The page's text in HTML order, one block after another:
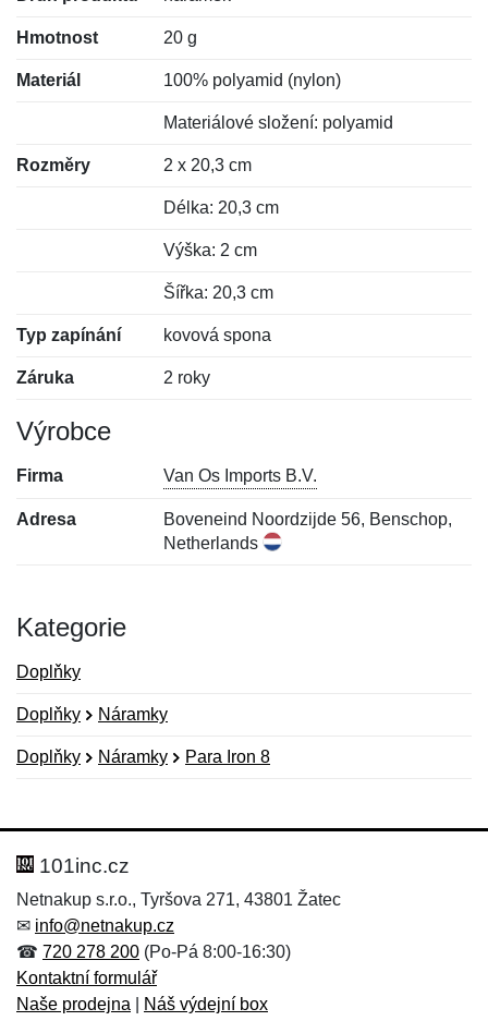
Hmotnost 20 g
Materiál 100% polyamid (nylon)
Materiálové složení: polyamid
Rozměry 2 x 20,3 cm
Délka: 20,3 cm
Výška: 2 cm
Šířka: 20,3 cm
Typ zapínání kovová spona
Záruka 2 roky
Výrobce
Firma Van Os Imports B.V.
Adresa
Boveneind Noordzijde 56, Benschop,
Netherlands
Kategorie
Doplňky
Doplňky Náramky
Doplňky Náramky Para Iron 8
Hodnocení:
Jméno: *
Jméno:
E-mail:*
101inc.cz
Netnakup s.r.o., Tyršova 271, 43801 Žatec
✉ info@netnakup.cz
☎ 720 278 200 (Po-Pá 8:00-16:30)
Kontaktní formulář
Naše prodejna
Náš výdejní box